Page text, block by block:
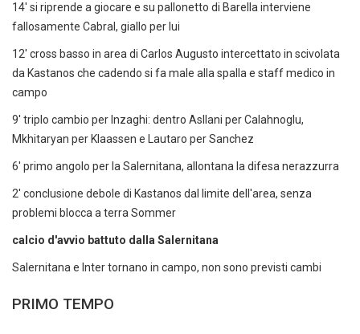
14' si riprende a giocare e su pallonetto di Barella interviene
fallosamente Cabral, giallo per lui
12' cross basso in area di Carlos Augusto intercettato in scivolata
da Kastanos che cadendo si fa male alla spalla e staff medico in
campo
9' triplo cambio per Inzaghi: dentro Asllani per Calahnoglu,
Mkhitaryan per Klaassen e Lautaro per Sanchez
6' primo angolo per la Salernitana, allontana la difesa nerazzurra
2' conclusione debole di Kastanos dal limite dell'area, senza
problemi blocca a terra Sommer
calcio d'avvio battuto dalla Salernitana
Salernitana e Inter tornano in campo, non sono previsti cambi
PRIMO TEMPO